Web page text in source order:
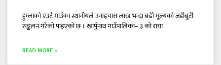
हुम्लाको एउटै गाउँका स्थानीयले उनाइचास लाख भन्दा बढी मूल्यको जडीबुटी
सङ्कलन गरेको पाइएको छ । खार्पुनाथ गाउँपालिका– ३ को राया
READ MORE »